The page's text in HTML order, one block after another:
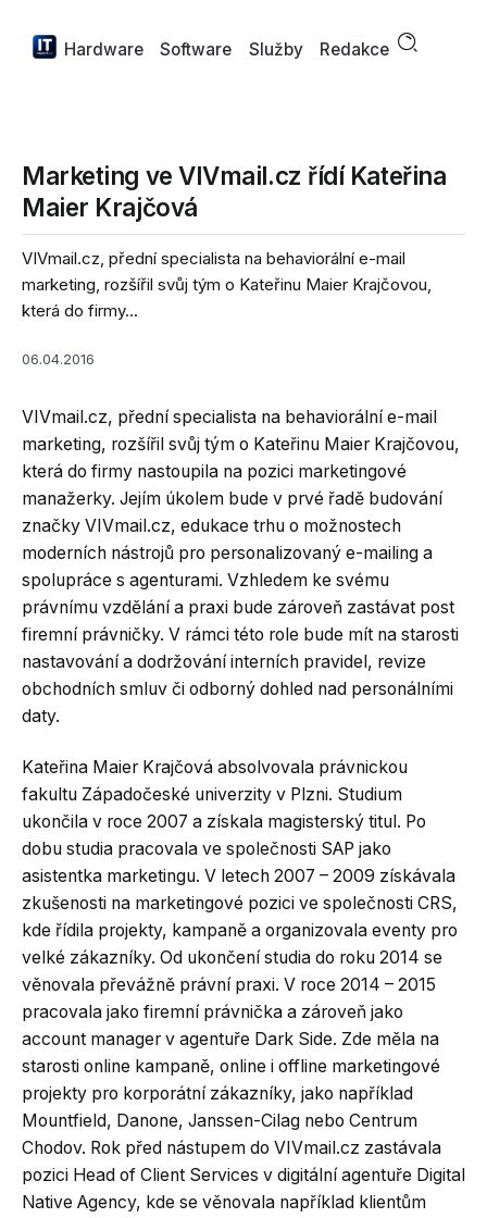
Hardware Software Služby Redakce
Marketing ve VIVmail.cz řídí Kateřina
Maier Krajčová
VIVmail.cz, přední specialista na behaviorální e-mail
marketing, rozšířil svůj tým o Kateřinu Maier Krajčovou,
která do firmy...
06.04.2016
VIVmail.cz, přední specialista na behaviorální e-mail
marketing, rozšířil svůj tým o Kateřinu Maier Krajčovou,
která do firmy nastoupila na pozici marketingové
manažerky. Jejím úkolem bude v prvé řadě budování
značky VIVmail.cz, edukace trhu o možnostech
moderních nástrojů pro personalizovaný e-mailing a
spolupráce s agenturami. Vzhledem ke svému
právnímu vzdělání a praxi bude zároveň zastávat post
firemní právničky. V rámci této role bude mít na starosti
nastavování a dodržování interních pravidel, revize
obchodních smluv či odborný dohled nad personálními
daty.
Kateřina Maier Krajčová absolvovala právnickou
fakultu Západočeské univerzity v Plzni. Studium
ukončila v roce 2007 a získala magisterský titul. Po
dobu studia pracovala ve společnosti SAP jako
asistentka marketingu. V letech 2007 – 2009 získávala
zkušenosti na marketingové pozici ve společnosti CRS,
kde řídila projekty, kampaně a organizovala eventy pro
velké zákazníky. Od ukončení studia do roku 2014 se
věnovala převážně právní praxi. V roce 2014 – 2015
pracovala jako firemní právnička a zároveň jako
account manager v agentuře Dark Side. Zde měla na
starosti online kampaně, online i offline marketingové
projekty pro korporátní zákazníky, jako například
Mountfield, Danone, Janssen-Cilag nebo Centrum
Chodov. Rok před nástupem do VIVmail.cz zastávala
pozici Head of Client Services v digitální agentuře Digital
Native Agency, kde se věnovala například klientům